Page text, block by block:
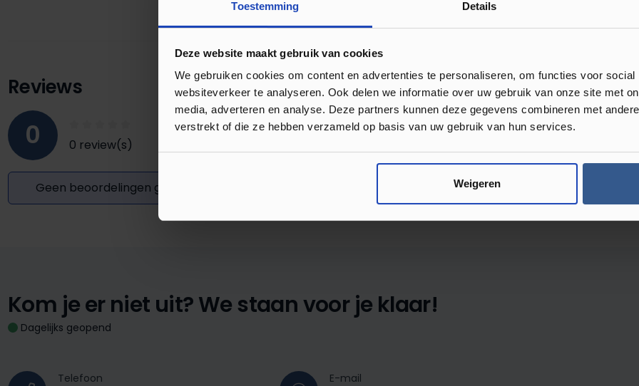
Toestemming Details
Deze website maakt gebruik van cookies
We gebruiken cookies om content en advertenties te personaliseren, om functies voor
websiteverkeer te analyseren. Ook delen we informatie over uw gebruik van onze site met
media, adverteren en analyse. Deze partners kunnen deze gegevens combineren met
verstrekt of die ze hebben verzameld op basis van uw gebruik van hun services.
Weigeren
Reviews
0 0 review(s)
Review achterlaten
Geen beoordelingen gevonden. Deel uw inzichten met anderen.
Kom je er niet uit?We staan voor je klaar!
Dagelijks geopend
Telefoon E-mail